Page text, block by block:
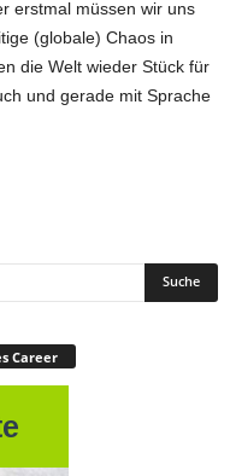
erstmal müssen wir uns
(globale) Chaos in
die Welt wieder Stück für
und gerade mit Sprache
Career